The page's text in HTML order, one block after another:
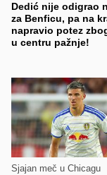
Dedić nije odigrao
za Benficu, pa na
napravio potez
u centru pažnje!
Sjajan meč u Chicagu